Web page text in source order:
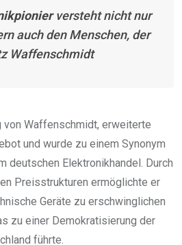
versteht nicht nur
auch den Menschen, der
Waffenschmidt
von Waffenschmidt, erweiterte
und wurde zu einem Synonym
deutschen Elektronikhandel. Durch
Preisstrukturen ermöglichte er
Geräte zu erschwinglichen
zu einer Demokratisierung der
führte.